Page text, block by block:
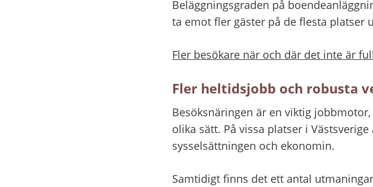
Beläggningsgraden på
ta emot fler gäster på de flesta platser
Fler besökare när och där det inte är
Fler heltidsjobb och robusta
Besöksnäringen är en viktig
olika sätt. På vissa platser i
sysselsättningen och ekonomin.
Samtidigt finns det ett antal